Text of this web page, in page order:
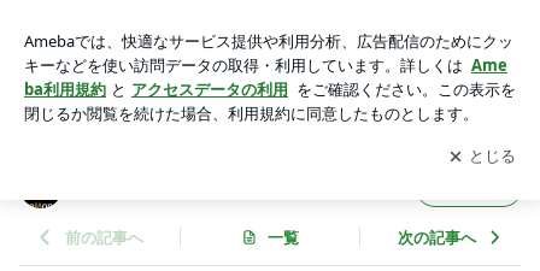
アプリをダウンロードして ブログの更新通知
を受け取りまし
ょう。
開く
前の記事へ 一覧 次の記事へ